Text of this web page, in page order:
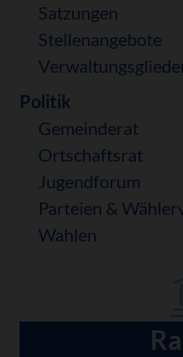
Satzungen
Stellenangebote
Politik
Gemeinderat
Ortschaftsrat
Jugendforum
Parteien &
Wahlen